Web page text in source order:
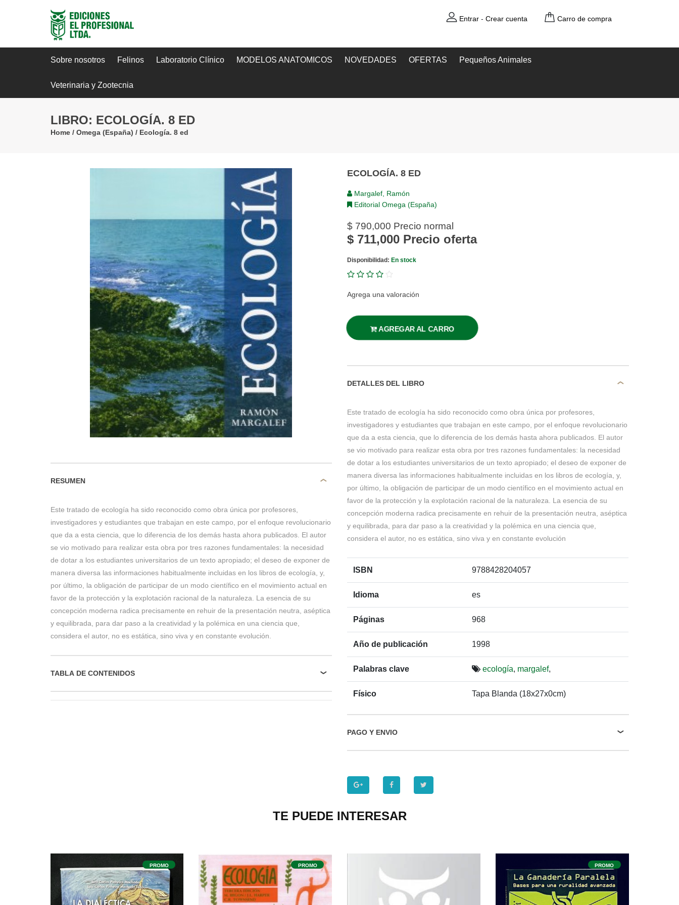
Entrar- Crear cuenta Carro de compra
Sobre nosotros Felinos Laboratorio Clínico MODELOS ANATOMICOS NOVEDADES OFERTAS Pequeños Animales
Veterinaria y Zootecnia
LIBRO: ECOLOGÍA. 8 ED
Home/ Omega (España) / Ecología. 8 ed
RESUMEN
Este tratado de ecología ha sido reconocido como obra única por profesores,
investigadores y estudiantes que trabajan en este campo, por el enfoque revolucionario
que da a esta ciencia, que lo diferencia de los demás hasta ahora publicados. El autor
se vio motivado para realizar esta obra por tres razones fundamentales: la necesidad
de dotar a los estudiantes universitarios de un texto apropiado; el deseo de exponer de
manera diversa las informaciones habitualmente incluidas en los libros de ecología, y,
por último, la obligación de participar de un modo científico en el movimiento actual en
favor de la protección y la explotación racional de la naturaleza. La esencia de su
concepción moderna radica precisamente en rehuir de la presentación neutra, aséptica
y equilibrada, para dar paso a la creatividad y la polémica en una ciencia que,
considera el autor, no es estática, sino viva y en constante evolución.
TABLA DE CONTENIDOS
ECOLOGÍA. 8 ED
Margalef, Ramón
Editorial Omega (España)
$ 790,000 Precio normal
$ 711,000 Precio oferta
Disponibilidad: En stock
Agrega una valoración
AGREGAR AL CARRO
DETALLES DEL LIBRO
Este tratado de ecología ha sido reconocido como obra única por profesores,
investigadores y estudiantes que trabajan en este campo, por el enfoque revolucionario
que da a esta ciencia, que lo diferencia de los demás hasta ahora publicados. El autor
se vio motivado para realizar esta obra por tres razones fundamentales: la necesidad
de dotar a los estudiantes universitarios de un texto apropiado; el deseo de exponer de
manera diversa las informaciones habitualmente incluidas en los libros de ecología, y,
por último, la obligación de participar de un modo científico en el movimiento actual en
favor de la protección y la explotación racional de la naturaleza. La esencia de su
concepción moderna radica precisamente en rehuir de la presentación neutra, aséptica
y equilibrada, para dar paso a la creatividad y la polémica en una ciencia que,
considera el autor, no es estática, sino viva y en constante evolución
ISBN 9788428204057
Idioma es
Páginas 968
Año de publicación 1998
Palabras clave ecología, margalef,
Físico Tapa Blanda (18x27x0cm)
PAGO Y ENVIO
TE PUEDE INTERESAR
PROMO PROMO